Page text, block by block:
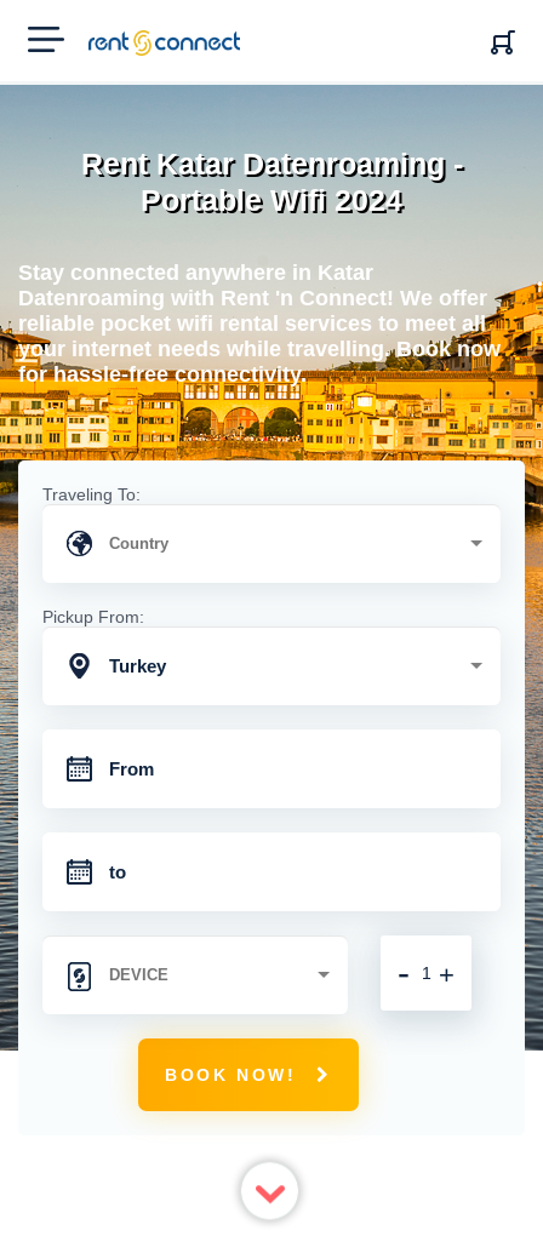
RENT'N
CONNECT
Rent Katar Datenroaming -
Portable Wifi 2024
Stay connected anywhere in Katar
Datenroaming with Rent 'n Connect! We offer
reliable pocket wifi rental services to meet all
your internet needs while travelling. Book now
for hassle-free connectivity.
Traveling To:
Pickup From:
Turkey
+
-
BOOK NOW!